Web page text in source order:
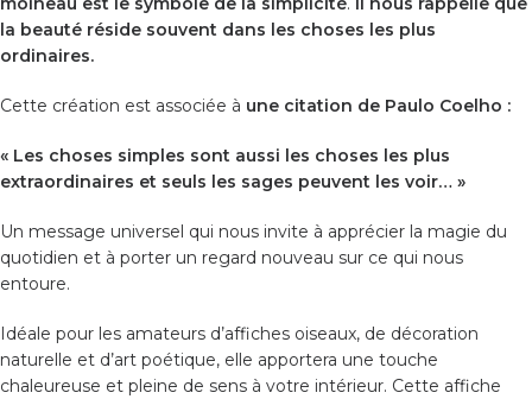
la beauté réside souvent dans les choses les plus
ordinaires.
Cette création est associée à une citation de Paulo Coelho :
« Les choses simples sont aussi les choses les plus
extraordinaires et seuls les sages peuvent les voir… »
Un message universel qui nous invite à apprécier la magie du
quotidien et à porter un regard nouveau sur ce qui nous
entoure.
Idéale pour les amateurs d’affiches oiseaux, de décoration
naturelle et d’art poétique, elle apportera une touche
chaleureuse et pleine de sens à votre intérieur. Cette affiche